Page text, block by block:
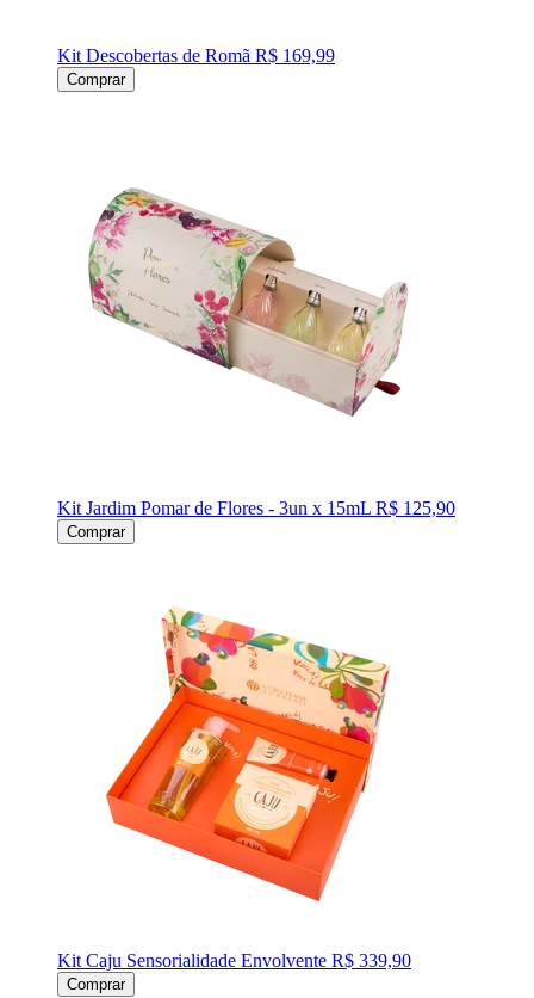
Kit Descobertas de Romã R$ 169,99
Comprar
Kit Jardim Pomar de Flores - 3un x 15mL R$ 125,90
Comprar
Kit Caju Sensorialidade Envolvente R$ 339,90
Comprar